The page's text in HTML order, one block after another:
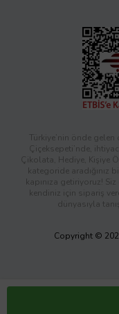
Türkiye’nin önde
Çiçeksepeti’nde,
Çikolata, Hediye, Kişiye
kategoride aradığınız
kapınıza getiriyoruz!
kendiniz için sipariş
dünyasıyla
Copyright ©